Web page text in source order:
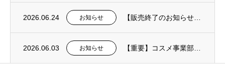
2026.06.24 お知らせ 【販売終了のお知らせ】口腔内絆創膏オーラエイド
2026.06.03 お知らせ 【重要】コスメ事業部：夏季における送料についてのお知らせ